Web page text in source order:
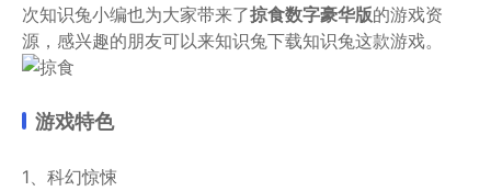
次知识兔小编也为大家带来了掠食数字豪华版的游戏资
源，感兴趣的朋友可以来知识兔下载知识兔这款游戏。
游戏特色
1、科幻惊悚